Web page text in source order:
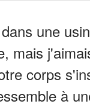
une
mais
corps
à